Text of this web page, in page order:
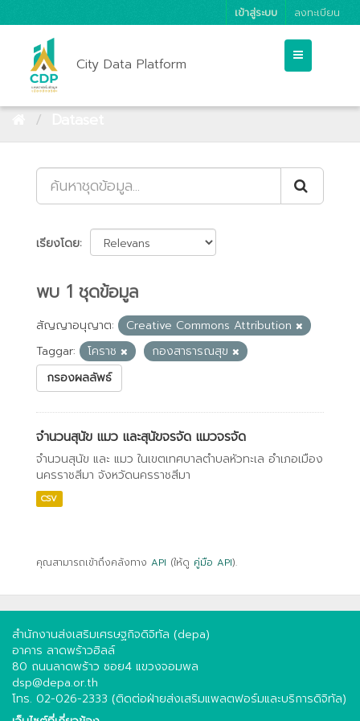
เข้าสู่ระบบ ลงทะเบียน
City Data Platform
เรียงโดย
พบ 1 ชุดข้อมูล
สัญญาอนุญาต:
Creative Commons Attribution
Taggar:
โคราช
กองสาธารณสุข
กรองผลลัพธ์
จำนวนสุนัข แมว และสุนัขจรจัด แมวจรจัด
จำนวนสุนัข และ แมว ในเขตเทศบาลตำบลหัวทะเล อำเภอเมือง
นครราชสีมา จังหวัดนครราชสีมา
CSV
คุณสามารถเข้าถึงคลังทาง API (ให้ดู คู่มือ API).
สำนักงานส่งเสริมเศรษฐกิจดิจิทัล (depa)
อาคาร ลาดพร้าวฮิลล์
80 ถนนลาดพร้าว ซอย4 แขวงจอมพล
dsp@depa.or.th
โทร. 02-026-2333 (ติดต่อฝ่ายส่งเสริมแพลตฟอร์มและบริการดิจิทัล)